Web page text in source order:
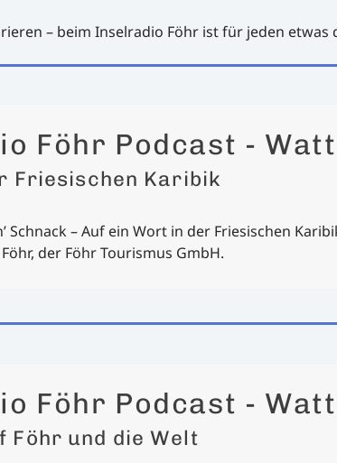
– beim Inselradio Föhr ist für jeden etwas
Föhr Podcast -
Friesischen Karibik
Schnack – Auf ein Wort in der Friesischen
der Föhr Tourismus GmbH.
Föhr Podcast -
Föhr und die Welt